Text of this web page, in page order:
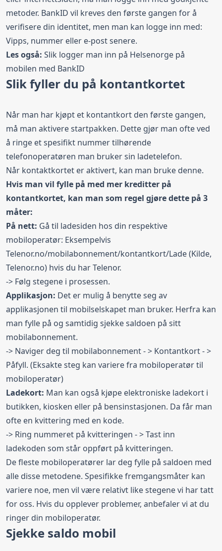
metoder. BankID vil kreves den første gangen for å
verifisere din identitet, men man kan logge inn med:
Vipps, nummer eller e-post senere.
Les også: Slik logger man inn på Helsenorge på
mobilen med BankID
Slik fyller du på kontantkortet
Når man har kjøpt et kontantkort den første gangen,
må man aktivere startpakken. Dette gjør man ofte ved
å ringe et spesifikt nummer tilhørende
telefonoperatøren man bruker sin ladetelefon.
Når kontaktkortet er aktivert, kan man bruke denne.
Hvis man vil fylle på med mer kreditter på
kontantkortet, kan man som regel gjøre dette på 3
måter:
På nett: Gå til ladesiden hos din respektive
mobiloperatør: Eksempelvis
Telenor.no/mobilabonnement/kontantkort/Lade(Kilde,
Telenor.no) hvis du har Telenor.
-> Følg stegene i prosessen.
Applikasjon: Det er mulig å benytte seg av
applikasjonen til mobilselskapet man bruker. Herfra kan
man fylle på og samtidig sjekke saldoen på sitt
mobilabonnement.
-> Naviger deg til mobilabonnement - > Kontantkort - >
Påfyll. (Eksakte steg kan variere fra mobiloperatør til
mobiloperatør)
Ladekort: Man kan også kjøpe elektroniske ladekort i
butikken, kiosken eller på bensinstasjonen. Da får man
ofte en kvittering med en kode.
-> Ring nummeret på kvitteringen - > Tast inn
ladekoden som står oppført på kvitteringen.
De fleste mobiloperatører lar deg fylle på saldoen med
alle disse metodene. Spesifikke fremgangsmåter kan
variere noe, men vil være relativt like stegene vi har tatt
for oss. Hvis du opplever problemer, anbefaler vi at du
ringer din mobiloperatør.
Sjekke saldo mobil